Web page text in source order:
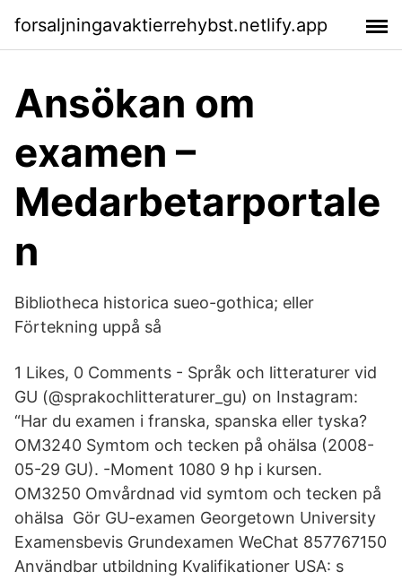
forsaljningavaktierrehybst.netlify.app
Ansökan om
examen –
Medarbetarportale
n
Bibliotheca historica sueo-gothica; eller
Förtekning uppå så
1 Likes, 0 Comments - Språk och litteraturer vid
GU (@sprakochlitteraturer_gu) on Instagram:
“Har du examen i franska, spanska eller tyska?
OM3240 Symtom och tecken på ohälsa (2008-
05-29 GU). -Moment 1080 9 hp i kursen.
OM3250 Omvårdnad vid symtom och tecken på
ohälsa Gör GU-examen Georgetown University
Examensbevis Grundexamen WeChat 857767150
Användbar utbildning Kvalifikationer USA: s